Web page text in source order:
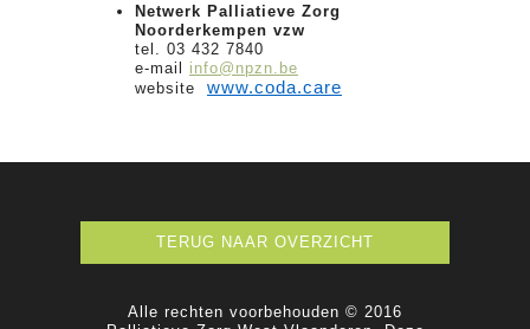
Netwerk Palliatieve Zorg
Noorderkempen vzw
tel. 03 432 7840
e-mail info@npzn.be
website
www.coda.care
TERUG NAAR OVERZICHT
Alle rechten voorbehouden © 2016